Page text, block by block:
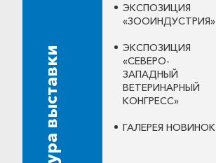
ЭКСПОЗИЦИЯ
«ЗООИНДУСТРИЯ»
ЭКСПОЗИЦИЯ
«СЕВЕРО-
ЗАПАДНЫЙ
ВЕТЕРИНАРНЫЙ
КОНГРЕСС»
ГАЛЕРЕЯ НОВИНОК